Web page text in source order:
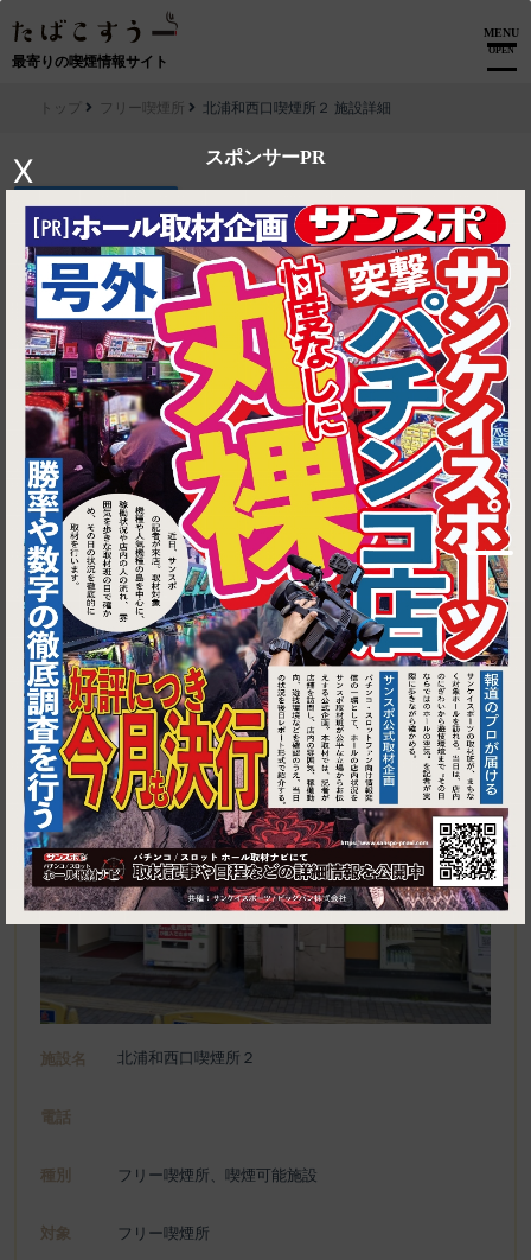
最寄りの喫煙情報サイト
MENU
OPEN
スポンサーPR
X
1
トップ フリー喫煙所 北浦和西口喫煙所２ 施設詳細
▶ ルートを見る
フリー喫煙所│北浦和西口喫煙所２
埼玉県さいたま市浦和区北浦和４丁目３−１０
施設名 北浦和西口喫煙所２
電話
種別 フリー喫煙所、喫煙可能施設
対象 フリー喫煙所